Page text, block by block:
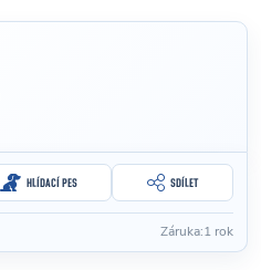
HLÍDACÍ PES SDÍLET
Záruka:1 rok